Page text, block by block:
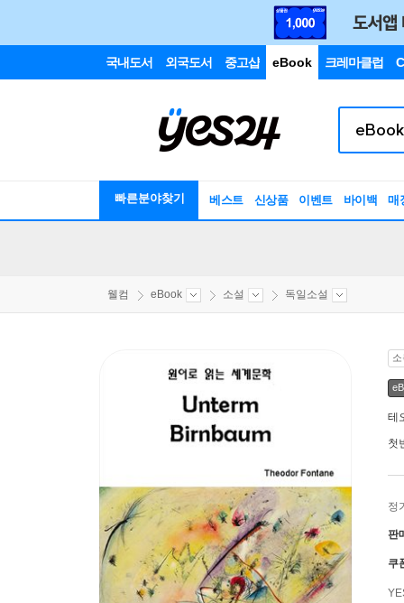
국내도서 외국도서 중고샵 eBook 크레마클럽
빠른분야찾기 베스트 신상품 이벤트 바이백 매
웰컴 eBook 소설 독일소설
테
첫
정
판
쿠